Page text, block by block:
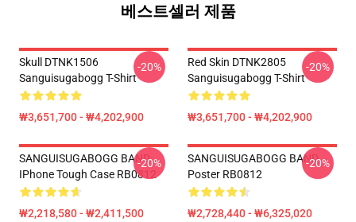
베스트셀러 제품
Skull DTNK1506
Sanguisugabogg T-Shirt
₩3,651,700 - ₩4,202,900
-20%
Red Skin DTNK2805
Sanguisugabogg T-Shirt
₩3,651,700 - ₩4,202,900
-20%
SANGUISUGABOGG BAND
IPhone Tough Case RB0812
₩2,218,580 - ₩2,411,500
-20%
SANGUISUGABOGG BAND
Poster RB0812
₩2,728,440 - ₩6,325,020
-20%